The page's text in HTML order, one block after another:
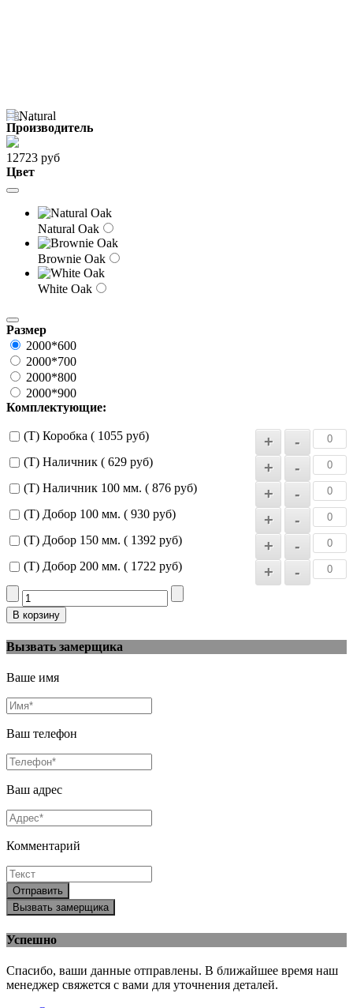
Производитель
12723 руб
Цвет
Natural Oak
Brownie Oak
White Oak
Размер
2000*600
2000*700
2000*800
2000*900
Комплектующие:
(Т) Коробка ( 1055 руб)
(Т) Наличник ( 629 руб)
(Т) Наличник 100 мм. ( 876 руб)
(Т) Добор 100 мм. ( 930 руб)
(Т) Добор 150 мм. ( 1392 руб)
(Т) Добор 200 мм. ( 1722 руб)
Вызвать замерщика
Ваше имя
Ваш телефон
Ваш адрес
Комментарий
Отправить
Вызвать замерщика
Успешно
Спасибо, ваши данные отправлены. В ближайшее время наш
менеджер свяжется с вами для уточнения деталей.